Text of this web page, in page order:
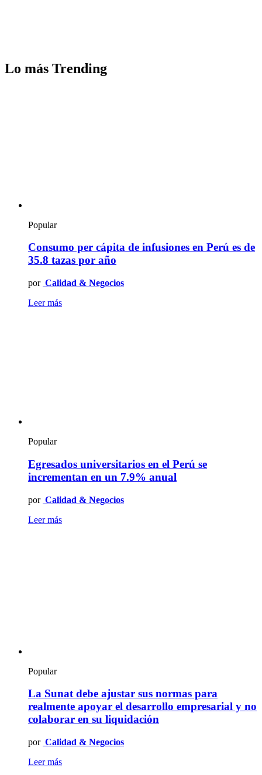
Lo más Trending
Popular
Consumo per cápita de infusiones en Perú es de
35.8 tazas por año
por Calidad & Negocios
Leer más
Popular
Egresados universitarios en el Perú se
incrementan en un 7.9% anual
por Calidad & Negocios
Leer más
Popular
La Sunat debe ajustar sus normas para
realmente apoyar el desarrollo empresarial y no
colaborar en su liquidación
por Calidad & Negocios
Leer más